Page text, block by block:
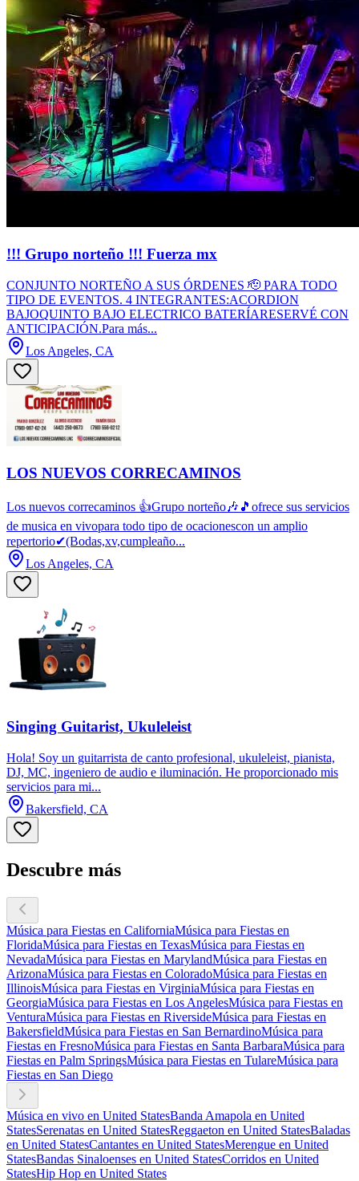
!!! Grupo norteño !!! Fuerza mx
CONJUNTO NORTEÑO A SUS ÓRDENES 🫡 PARA TODO
TIPO DE EVENTOS. 4 INTEGRANTES:ACORDION
BAJOQUINTO BAJO ELECTRICO BATERÍARESERVÉ CON
ANTICIPACIÓN.Para más...
Los Angeles, CA
LOS NUEVOS CORRECAMINOS
Los nuevos correcaminos 👍Grupo norteño🎶🎵ofrece sus servicios
de musica en vivopara todo tipo de ocacionescon un amplio
repertorio✔(Bodas,xv,cumpleaño...
Los Angeles, CA
Singing Guitarist, Ukuleleist
Hola! Soy un guitarrista de canto profesional, ukuleleist, pianista,
DJ, MC, ingeniero de audio e iluminación. He proporcionado mis
servicios para mi...
Bakersfield, CA
Descubre más
Música para Fiestas en CaliforniaMúsica para Fiestas en
FloridaMúsica para Fiestas en TexasMúsica para Fiestas en
NevadaMúsica para Fiestas en MarylandMúsica para Fiestas en
ArizonaMúsica para Fiestas en ColoradoMúsica para Fiestas en
IllinoisMúsica para Fiestas en VirginiaMúsica para Fiestas en
GeorgiaMúsica para Fiestas en Los AngelesMúsica para Fiestas en
VenturaMúsica para Fiestas en RiversideMúsica para Fiestas en
BakersfieldMúsica para Fiestas en San BernardinoMúsica para
Fiestas en FresnoMúsica para Fiestas en Santa BarbaraMúsica para
Fiestas en Palm SpringsMúsica para Fiestas en TulareMúsica para
Fiestas en San Diego
Música en vivo en United StatesBanda Amapola en United
StatesSerenatas en United StatesReggaeton en United StatesBaladas
en United StatesCantantes en United StatesMerengue en United
StatesBandas Sinaloenses en United StatesCorridos en United
StatesHip Hop en United States